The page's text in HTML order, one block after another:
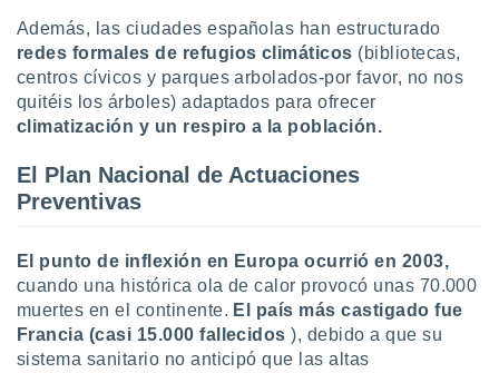
Además, las ciudades españolas han estructurado
redes formales de refugios climáticos (bibliotecas,
centros cívicos y parques arbolados-por favor, no nos
quitéis los árboles) adaptados para ofrecer
climatización y un respiro a la población.
El Plan Nacional de Actuaciones
Preventivas
El punto de inflexión en Europa ocurrió en 2003,
cuando una histórica ola de calor provocó unas 70.000
muertes en el continente. El país más castigado fue
Francia (casi 15.000 fallecidos ), debido a que su
sistema sanitario no anticipó que las altas